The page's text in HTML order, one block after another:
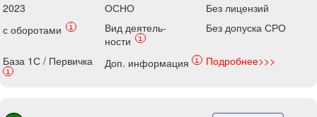
2023
ОСНО
Без лицензий
с оборотами
i
Вид деятель-
ности
i
Без допуска СРО
База 1С / Первичка
i
Доп. информация i Подробнее>>>